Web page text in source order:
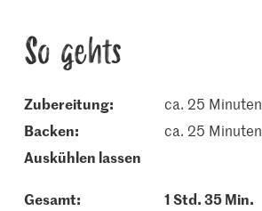
So gehts
Zubereitung:
ca. 25 Minuten
backen:
ca. 25 Minuten
auskühlen lassen
Gesamt: 1 Std. 35 Min.